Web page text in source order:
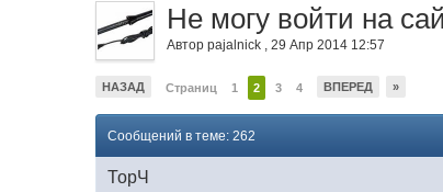
Не могу войти на
Авторpajalnick ,29 Апр 2014 12:57
НАЗАД Страниц 1 2 3 4 ВПЕРЕД »
Сообщений в теме: 262
ТорЧ